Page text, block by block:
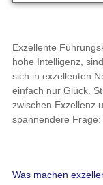
Exzellente
hohe Intelligenz,
sich in exzellenten
einfach nur Glück.
zwischen Exzellenz
spannendere
Was machen